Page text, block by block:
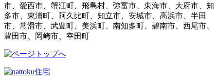
市、愛西市、蟹江町、飛島村、弥富市、東海市、大府市、知
多市、東浦町、阿久比町、知立市、安城市、高浜市、半田
市、常滑市、武豊町、美浜町、南知多町、碧南市、西尾市、
豊田市、岡崎市、幸田町